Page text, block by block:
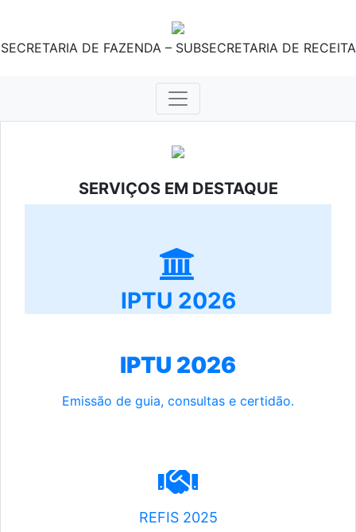
SECRETARIA DE FAZENDA – SUBSECRETARIA DE RECEITA
SERVIÇOS EM DESTAQUE
IPTU 2026
IPTU 2026
Emissão de guia, consultas e certidão.
REFIS 2025